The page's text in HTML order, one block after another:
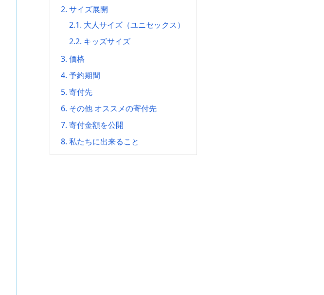
2. サイズ展開
2.1. 大人サイズ（ユニセックス）
2.2. キッズサイズ
3. 価格
4. 予約期間
5. 寄付先
6. その他 オススメの寄付先
7. 寄付金額を公開
8. 私たちに出来ること